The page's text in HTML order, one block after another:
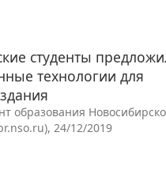
студенты
технологии для
образования
24/12/2019